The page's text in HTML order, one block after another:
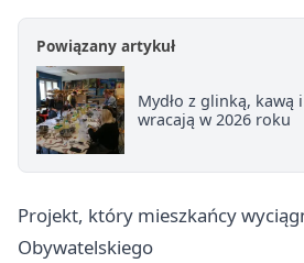
Powiązany artykuł
Mydło z glinką, kawą
wracają w 2026 roku
Projekt, który mieszkańcy
Obywatelskiego